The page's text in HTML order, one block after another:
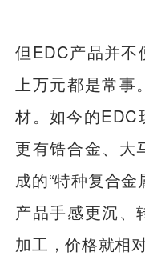
但EDC产品并不
上万元都是常
材。如今的EDC
更有锆合金、大
成的“特种复合
产品手感更沉、
加工，价格就相对